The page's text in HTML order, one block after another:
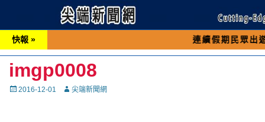
快報 » 連續假期民眾出遊可先撥打
imgp0008
Posted
2016-12-01 Autor尖端新聞網